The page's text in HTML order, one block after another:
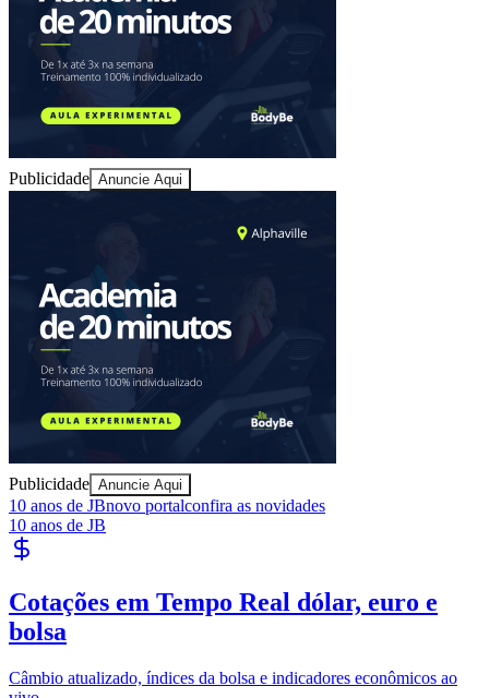
Publicidade Anuncie Aqui
Publicidade Anuncie Aqui
10 anos de JBnovo portalconfira as novidades
10 anos de JB
Publique Vagas encontre talentos
Publique vagas e encontre os melhores profissionais da região.
04/04Publicar